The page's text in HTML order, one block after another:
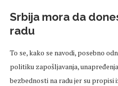
Srbija mora da
radu
To se, kako se navodi, posebno
politiku zapošljavanja,
bezbednosti na radu jer su